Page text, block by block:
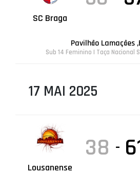
SC Braga
Pavilhão Lamaçães
Sub 14 Feminino | Taça Nacional
17 MAI 2025
Lousanense
38 -